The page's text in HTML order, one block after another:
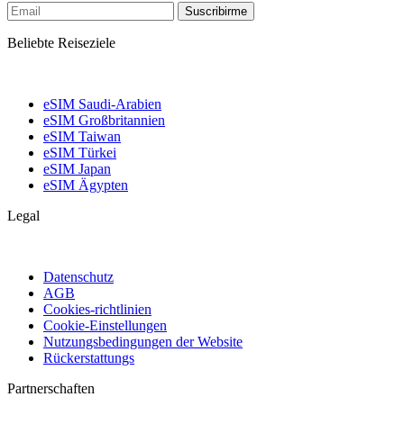
Suscribirme
Beliebte Reiseziele
eSIM Saudi-Arabien
eSIM Großbritannien
eSIM Taiwan
eSIM Türkei
eSIM Japan
eSIM Ägypten
Legal
Datenschutz
AGB
Cookies-richtlinien
Cookie-Einstellungen
Nutzungsbedingungen der Website
Rückerstattungs
Partnerschaften